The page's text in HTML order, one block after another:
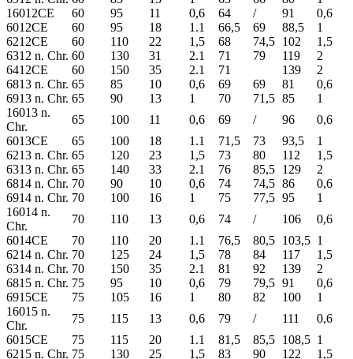
16012CE
60 95 11 0,6 64 / 91
0,6
6012CE
60 95 18 1.1 66,5 69 88,5
1
6212CE
60 110 22 1,5 68 74,5 102
1,5
6312 n. Chr. 60 130 31 2.1 71 79 119
2
6412CE
60 150 35 2.1 71 139
2
6813 n. Chr. 65 85 10 0,6 69 69 81
0,6
6913 n. Chr. 65 90 13 1 70 71,5 85
1
16013 n.
Chr.
65 100 11 0,6 69 / 96
0,6
6013CE
65 100 18 1.1 71,5 73 93,5
1
6213 n. Chr. 65 120 23 1,5 73 80 112
1,5
6313 n. Chr. 65 140 33 2.1 76 85,5 129
2
6814 n. Chr. 70 90 10 0,6 74 74,5 86
0,6
6914 n. Chr. 70 100 16 1 75 77,5 95
1
16014 n.
Chr.
70 110 13 0,6 74 / 106
0,6
6014CE
70 110 20 1.1 76,5 80,5 103,5 1
6214 n. Chr. 70 125 24 1,5 78 84 117
1,5
6314 n. Chr. 70 150 35 2.1 81 92 139
2
6815 n. Chr. 75 95 10 0,6 79 79,5 91
0,6
6915CE
75 105 16 1 80 82 100
1
16015 n.
Chr.
75 115 13 0,6 79 / 111
0,6
6015CE
75 115 20 1.1 81,5 85,5 108,5 1
6215 n. Chr. 75 130 25 1,5 83 90 122
1,5